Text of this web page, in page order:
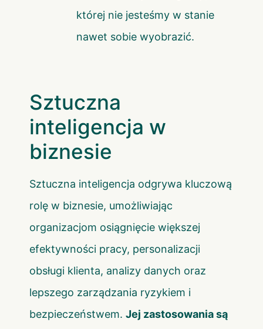
której nie jesteśmy w stanie
nawet sobie wyobrazić.
Sztuczna
inteligencja w
biznesie
Sztuczna inteligencja odgrywa kluczową
rolę w biznesie, umożliwiając
organizacjom osiągnięcie większej
efektywności pracy, personalizacji
obsługi klienta, analizy danych oraz
lepszego zarządzania ryzykiem i
bezpieczeństwem. Jej zastosowania są